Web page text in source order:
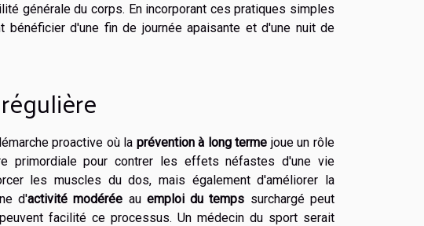
générale du corps. En incorporant ces pratiques simples
bénéficier d'une fin de journée apaisante et d'une nuit de
proactive où la prévention à long terme joue un rôle
primordiale pour contrer les effets néfastes d'une vie
les muscles du dos, mais également d'améliorer la
d'activité modérée au emploi du temps surchargé peut
facilité ce processus. Un médecin du sport serait